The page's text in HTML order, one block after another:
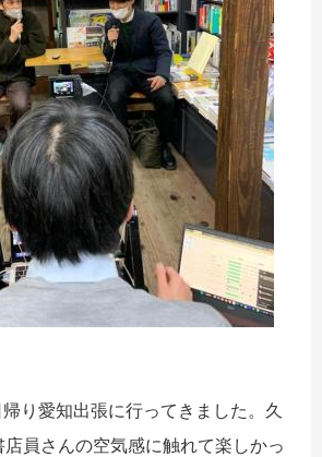
り愛知出張に行ってきました。 久
店員さんの空気感に触れて楽しかっ